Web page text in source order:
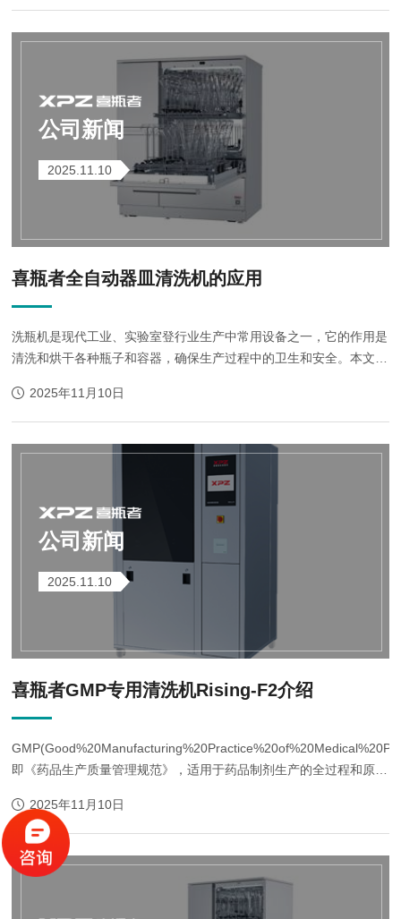
公司新闻
2025.11.10
喜瓶者全自动器皿清洗机的应用
洗瓶机是现代工业、实验室登行业生产中常用设备之一，它的作用是
清洗和烘干各种瓶子和容器，确保生产过程中的卫生和安全。本文将
及未来发展趋势等。洗瓶机广...
2025年11月10日
公司新闻
2025.11.10
喜瓶者GMP专用清洗机Rising-F2介绍
即《药品生产质量管理规范》，适用于药品制剂生产的全过程和原料
艺将最大限度地避免药品生产过程中...
2025年11月10日